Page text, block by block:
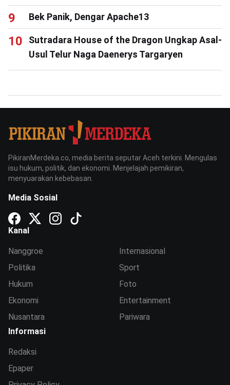
Bek Panik, Dengar Apache13
Sutradara House of the Dragon Ungkap Asal-
Usul Telur Naga Daenerys Targaryen
PikiranMerdeka.co, media berita seputar Aceh terkini. Mengulas
isu hukum, politik, dan ekonomi. Menjelajah pemikiran,
menyuarakan kebebasan.
Media Sosial
Kanal
Nanggroe
Politika
Hukum
Ekonomi
Nusantara
Internasional
Sport
Foto
Entertainment
Pariwara
Informasi
Redaksi
Epaper